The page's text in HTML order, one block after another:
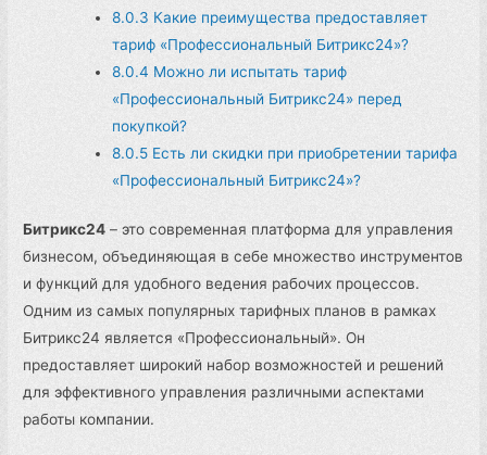
8.0.3 Какие преимущества предоставляет
тариф «Профессиональный Битрикс24»?
8.0.4 Можно ли испытать тариф
«Профессиональный Битрикс24» перед
покупкой?
8.0.5 Есть ли скидки при приобретении тарифа
«Профессиональный Битрикс24»?
Битрикс24 – это современная платформа для управления
бизнесом, объединяющая в себе множество инструментов
и функций для удобного ведения рабочих процессов.
Одним из самых популярных тарифных планов в рамках
Битрикс24 является «Профессиональный». Он
предоставляет широкий набор возможностей и решений
для эффективного управления различными аспектами
работы компании.